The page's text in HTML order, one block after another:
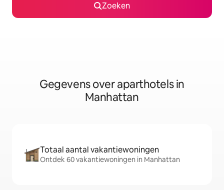
Zoeken
Gegevens over aparthotels in
Manhattan
Totaal aantal vakantiewoningen
Ontdek 60 vakantiewoningen in Manhattan